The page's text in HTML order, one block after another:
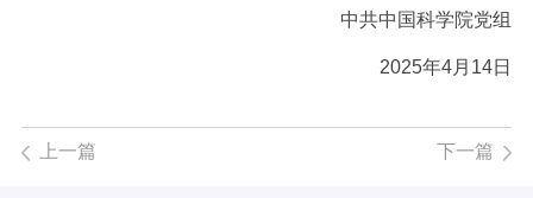
中共中国科学院党组
2025年4月14日
上一篇 下一篇